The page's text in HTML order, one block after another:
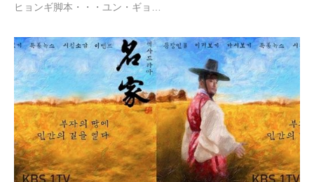
ヒョンギ脚本・・・ユン・ギョ…